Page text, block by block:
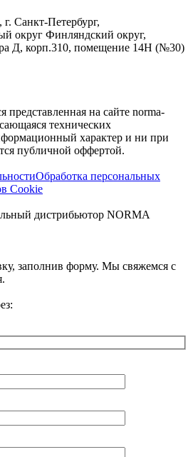
Санкт-Петербург,
округ Финляндский округ,
Д, корп.310, помещение 14Н (№30)
на сайте norma-
технических
характер и ни при
публичной оффертой.‍
Обработка персональных
Cookie
дистрибьютор NORMA
заполнив форму. Мы свяжемся с